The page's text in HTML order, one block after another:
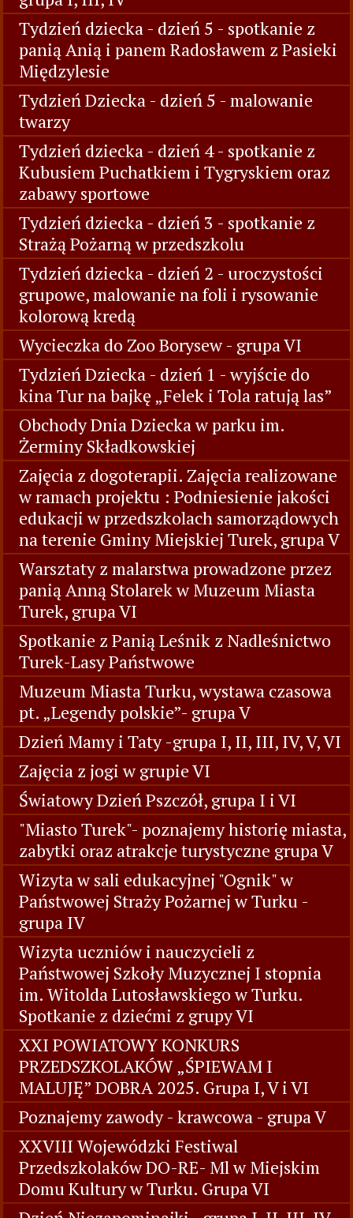
Tydzień dziecka - dzień 5 - spotkanie z
panią Anią i panem Radosławem z Pasieki
Międzylesie
Tydzień Dziecka - dzień 5 - malowanie
twarzy
Tydzień dziecka - dzień 4 - spotkanie z
Kubusiem Puchatkiem i Tygryskiem oraz
zabawy sportowe
Tydzień dziecka - dzień 3 - spotkanie z
Strażą Pożarną w przedszkolu
Tydzień dziecka - dzień 2 - uroczystości
grupowe, malowanie na foli i rysowanie
kolorową kredą
Wycieczka do Zoo Borysew - grupa VI
Tydzień Dziecka - dzień 1 - wyjście do
kina Tur na bajkę „Felek i Tola ratują las”
Obchody Dnia Dziecka w parku im.
Żerminy Składkowskiej
Zajęcia z dogoterapii. Zajęcia realizowane
w ramach projektu : Podniesienie jakości
edukacji w przedszkolach samorządowych
na terenie Gminy Miejskiej Turek, grupa V
Warsztaty z malarstwa prowadzone przez
panią Anną Stolarek w Muzeum Miasta
Turek, grupa VI
Spotkanie z Panią Leśnik z Nadleśnictwo
Turek-Lasy Państwowe
Muzeum Miasta Turku, wystawa czasowa
pt. „Legendy polskie”- grupa V
Dzień Mamy i Taty -grupa I, II, III, IV, V, VI
Zajęcia z jogi w grupie VI
Światowy Dzień Pszczół, grupa I i VI
"Miasto Turek"- poznajemy historię miasta,
zabytki oraz atrakcje turystyczne grupa V
Wizyta w sali edukacyjnej "Ognik" w
Państwowej Straży Pożarnej w Turku -
grupa IV
Wizyta uczniów i nauczycieli z
Państwowej Szkoły Muzycznej I stopnia
im. Witolda Lutosławskiego w Turku.
Spotkanie z dziećmi z grupy VI
XXI POWIATOWY KONKURS
PRZEDSZKOLAKÓW „ŚPIEWAM I
MALUJĘ” DOBRA 2025. Grupa I, V i VI
Poznajemy zawody - krawcowa - grupa V
XXVIII Wojewódzki Festiwal
Przedszkolaków DO-RE- Ml w Miejskim
Domu Kultury w Turku. Grupa VI